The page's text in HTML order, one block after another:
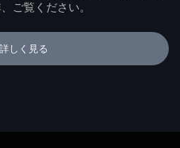
ご覧ください。
詳しく見る